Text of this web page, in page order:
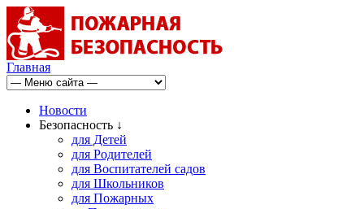
Главная
Новости
Безопасность ↓
для Детей
для Родителей
для Воспитателей садов
для Школьников
для Пожарных